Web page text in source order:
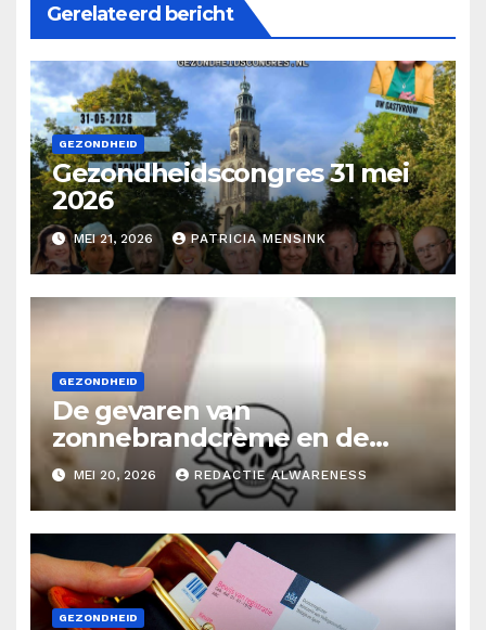
Gerelateerd bericht
GEZONDHEID
Gezondheidscongres 31 mei
2026
MEI 21, 2026 PATRICIA MENSINK
GEZONDHEID
De gevaren van
zonnebrandcrème en de
alternatieven
MEI 20, 2026 REDACTIE ALWARENESS
GEZONDHEID